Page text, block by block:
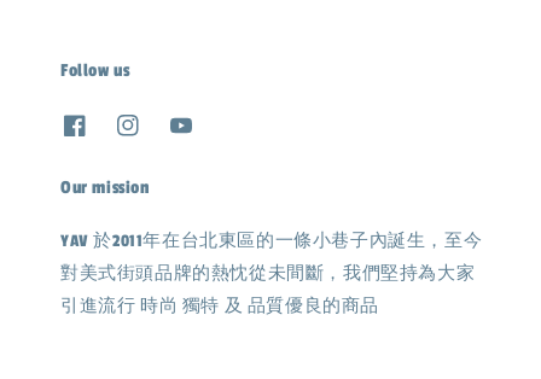
Follow us
Our mission
YAV 於2011年在台北東區的一條小巷子內誕生，至今
對美式街頭品牌的熱忱從未間斷，我們堅持為大家
引進流行 時尚 獨特 及 品質優良的商品